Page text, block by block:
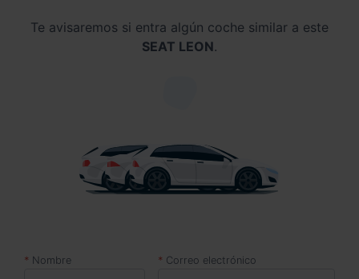
Te avisaremos si entra algún coche similar a este
SEAT LEON.
Nombre Correo electrónico